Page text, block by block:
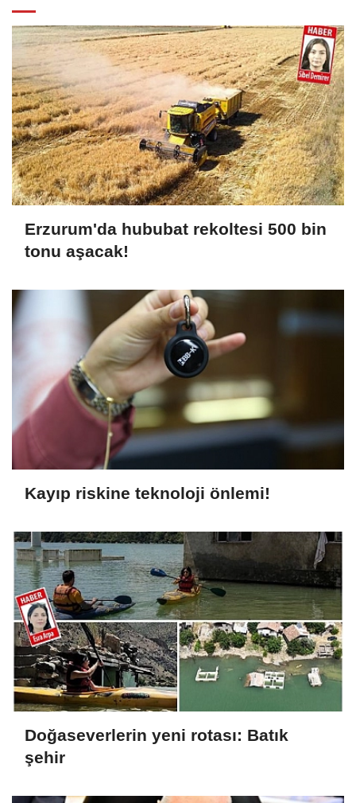
Erzurum'da hububat rekoltesi 500 bin
tonu aşacak!
Kayıp riskine teknoloji önlemi!
Doğaseverlerin yeni rotası: Batık
şehir